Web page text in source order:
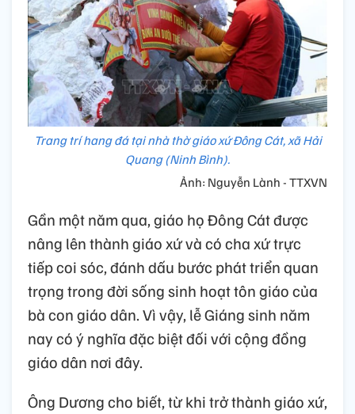
Trang trí hang đá tại nhà thờ giáo xứ Đông Cát, xã Hải
Quang (Ninh Bình).
Ảnh: Nguyễn Lành - TTXVN
Gần một năm qua, giáo họ Đông Cát được
nâng lên thành giáo xứ và có cha xứ trực
tiếp coi sóc, đánh dấu bước phát triển quan
trọng trong đời sống sinh hoạt tôn giáo của
bà con giáo dân. Vì vậy, lễ Giáng sinh năm
nay có ý nghĩa đặc biệt đối với cộng đồng
giáo dân nơi đây.
Ông Dương cho biết, từ khi trở thành giáo xứ,